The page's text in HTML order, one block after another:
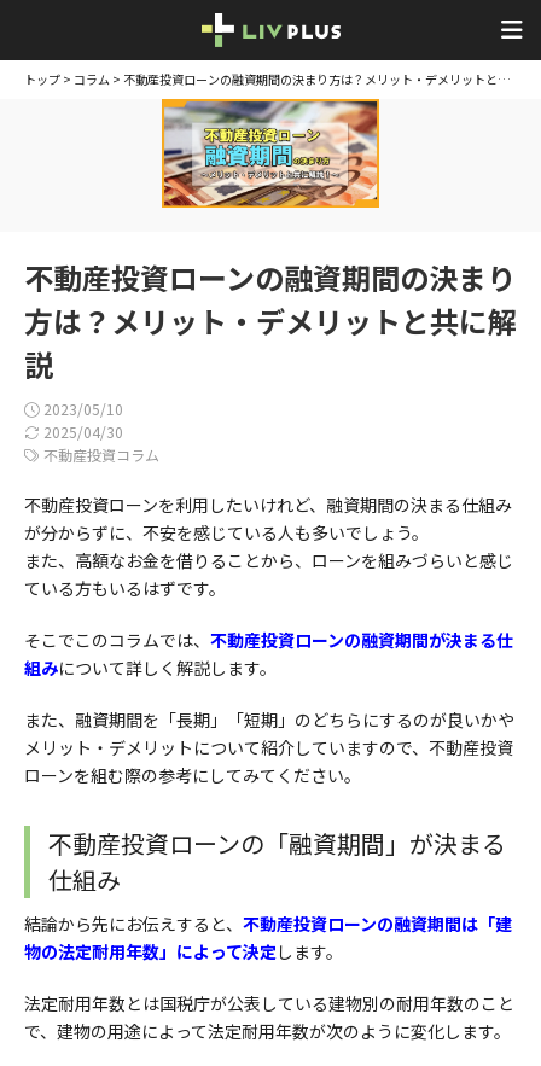
トップ > コラム > 不動産投資ローンの融資期間の決まり方は？メリット・デメリットと共に解説
不動産投資ローンの融資期間の決まり
方は？メリット・デメリットと共に解
説
2023/05/10
2025/04/30
不動産投資コラム
不動産投資ローンを利用したいけれど、融資期間の決まる仕組み
が分からずに、不安を感じている人も多いでしょう。
また、高額なお金を借りることから、ローンを組みづらいと感じ
ている方もいるはずです。
そこでこのコラムでは、 不動産投資ローンの融資期間が決まる仕
組みについて詳しく解説します。
また、融資期間を「長期」「短期」のどちらにするのが良いかや
メリット・デメリットについて紹介していますので、不動産投資
ローンを組む際の参考にしてみてください。
不動産投資ローンの「融資期間」が決まる
仕組み
結論から先にお伝えすると、 不動産投資ローンの融資期間は「建
物の法定耐用年数」によって決定 します。
法定耐用年数とは国税庁が公表している建物別の耐用年数のこと
で、建物の用途によって法定耐用年数が次のように変化します。